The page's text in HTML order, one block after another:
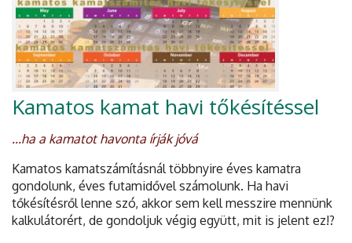
Kamatos kamat havi tőkésítéssel
...ha a kamatot havonta írják jóvá
Kamatos kamatszámításnál többnyire éves kamatra
gondolunk, éves futamidővel számolunk. Ha havi
tőkésítésről lenne szó, akkor sem kell messzire mennünk
kalkulátorért, de gondoljuk végig együtt, mit is jelent ez!?